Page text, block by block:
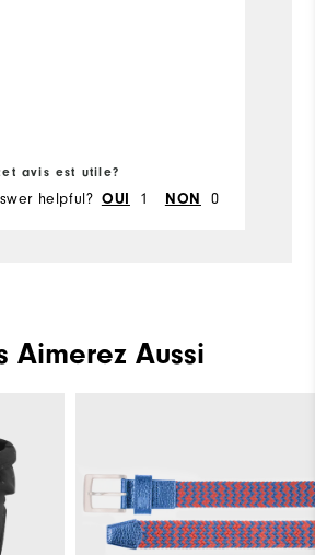
avis est utile?
helpful? OUI 1 NON 0
Aimerez Aussi